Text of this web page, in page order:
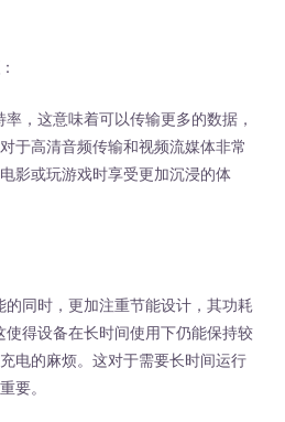
：
这意味着可以传输更多的数据，
于高清音频传输和视频流媒体非常
影或玩游戏时享受更加沉浸的体
同时，更加注重节能设计，其功耗
得设备在长时间使用下仍能保持较
电的麻烦。这对于需要长时间运行
要。